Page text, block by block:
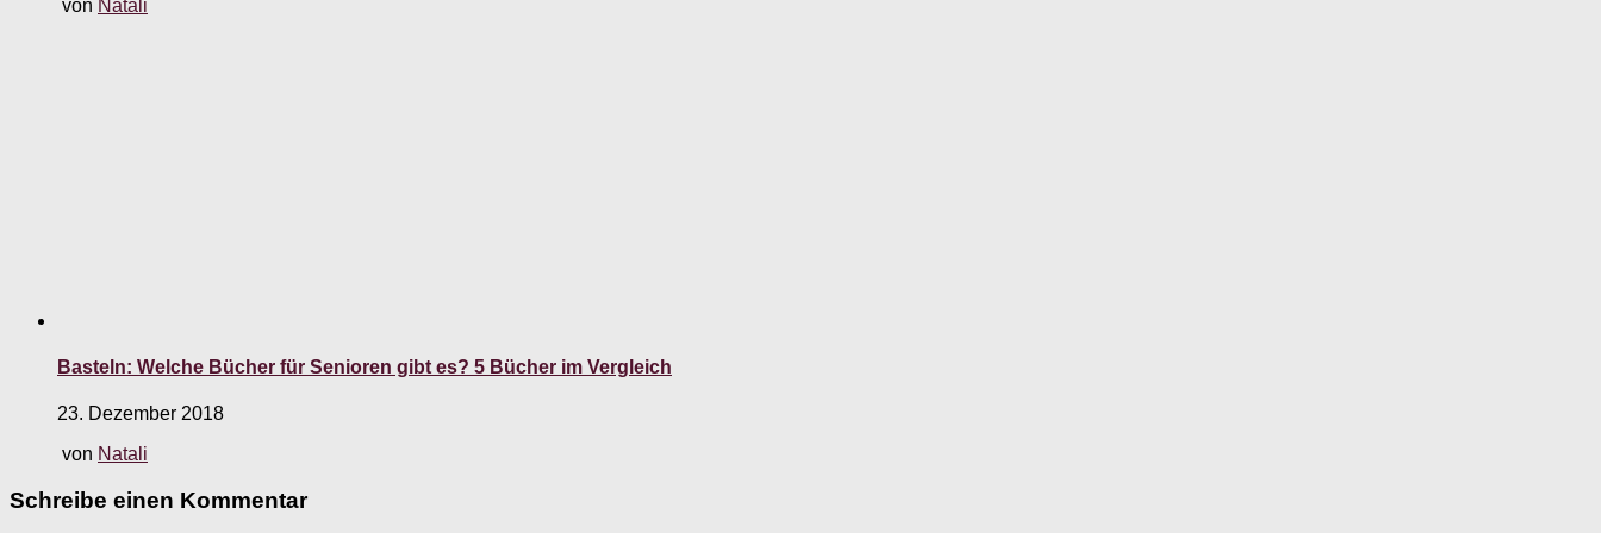
von Natali
Basteln: Welche Bücher für Senioren gibt es? 5 Bücher im Vergleich
23. Dezember 2018
von Natali
Schreibe einen Kommentar